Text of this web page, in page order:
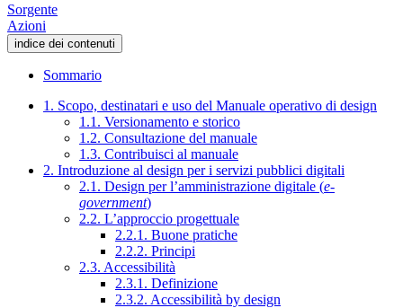
Sorgente
Azioni
indice dei contenuti
Sommario
1. Scopo, destinatari e uso del Manuale operativo di design
1.1. Versionamento e storico
1.2. Consultazione del manuale
1.3. Contribuisci al manuale
2. Introduzione al design per i servizi pubblici digitali
2.1. Design per l’amministrazione digitale (e-
government)
2.2. L’approccio progettuale
2.2.1. Buone pratiche
2.2.2. Principi
2.3. Accessibilità
2.3.1. Definizione
2.3.2. Accessibilità by design